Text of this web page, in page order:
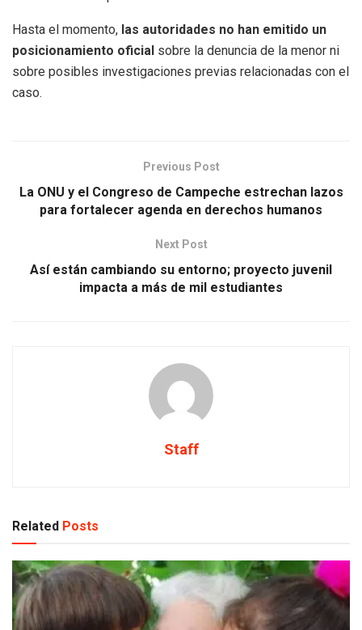
Hasta el momento, las autoridades no han emitido un
posicionamiento oficial sobre la denuncia de la menor ni
sobre posibles investigaciones previas relacionadas con el
caso.
Previous Post
La ONU y el Congreso de Campeche estrechan lazos
para fortalecer agenda en derechos humanos
Next Post
Así están cambiando su entorno; proyecto juvenil
impacta a más de mil estudiantes
Staff
Related Posts